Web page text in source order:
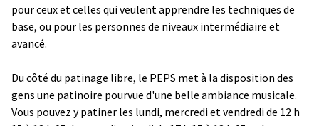
pour ceux et celles qui veulent apprendre les techniques de
base, ou pour les personnes de niveaux intermédiaire et
avancé.
Du côté du patinage libre, le PEPS met à la disposition des
gens une patinoire pourvue d'une belle ambiance musicale.
Vous pouvez y patiner les lundi, mercredi et vendredi de 12 h